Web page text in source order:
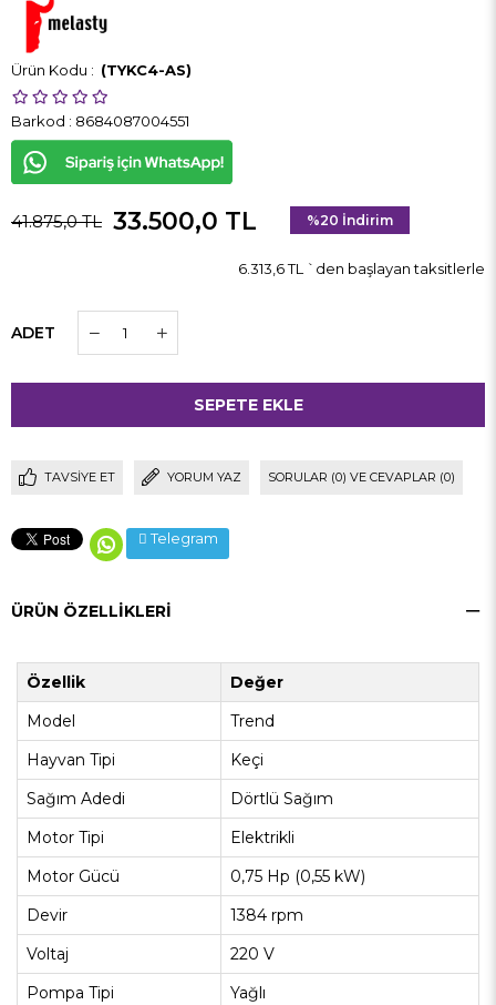
(TYKC4-AS)
Barkod : 8684087004551
41.875,0 TL 33.500,0 TL %20 İndirim
6.313,6 TL `den başlayan taksitlerle
ADET
TAVSIYE ET YORUM YAZ SORULAR (0) VE CEVAPLAR (0)
Telegram
ÜRÜN ÖZELLIKLERI
Özellik
Değer
Model
Trend
Hayvan Tipi
Keçi
Sağım Adedi
Dörtlü Sağım
Motor Tipi
Elektrikli
Motor Gücü
0,75 Hp (0,55 kW)
Devir
1384 rpm
Voltaj
220 V
Pompa Tipi
Yağlı